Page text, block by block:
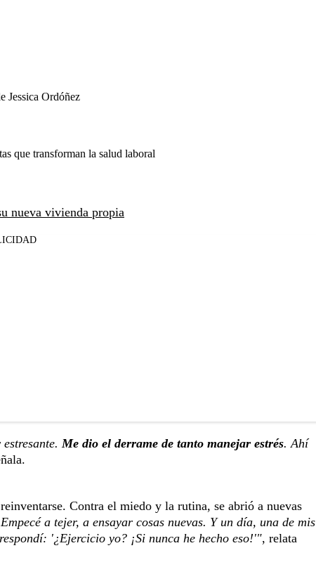
Jessica Ordóñez
que transforman la salud laboral
nueva vivienda propia
estresante.Me dio el derrame de tanto manejar estrés. Ahí
Contra el miedo y la rutina, se abrió a nuevas
a tejer, a ensayar cosas nuevas. Y un día, una de mis
'¿Ejercicio yo? ¡Si nunca he hecho eso!'", relata